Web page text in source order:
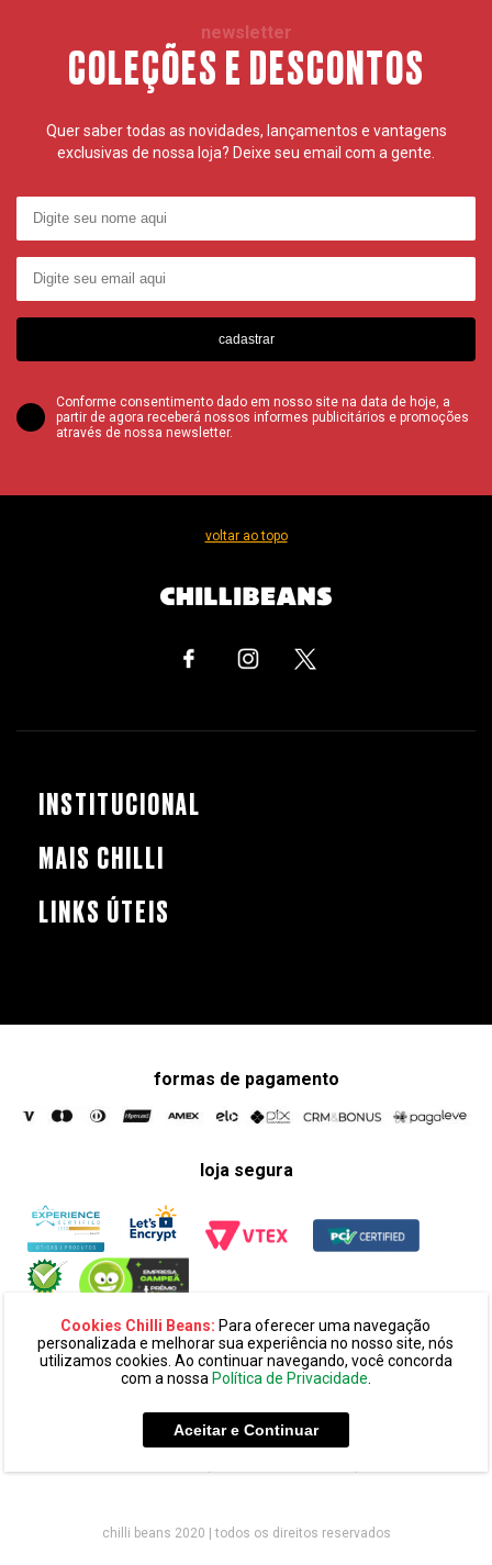
Cookies Chilli Beans: Para oferecer uma navegação
personalizada e melhorar sua experiência no nosso site, nós
utilizamos cookies. Ao continuar navegando, você concorda
com a nossa Política de Privacidade.
Aceitar e Continuar
newsletter
COLEÇÕES E DESCONTOS
Quer saber todas as novidades, lançamentos e vantagens
exclusivas de nossa loja? Deixe seu email com a gente.
cadastrar
Conforme consentimento dado em nosso site na data de hoje, a
partir de agora receberá nossos informes publicitários e promoções
através de nossa newsletter.
voltar ao topo
INSTITUCIONAL
MAIS CHILLI
LINKS ÚTEIS
formas de pagamento
loja segura
ltda. cnpj: 14.439.371/0002-60
alameda amazonas, 594, terreo mezanino, alphaville
chilli beans 2020 | todos os direitos reservados